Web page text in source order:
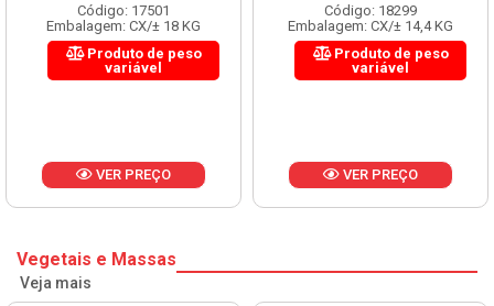
Código: 17501
Embalagem: CX/± 18 KG
Produto de peso
variável
VER PREÇO
Código: 18299
Embalagem: CX/± 14,4 KG
Produto de peso
variável
VER PREÇO
Vegetais e Massas
Veja mais